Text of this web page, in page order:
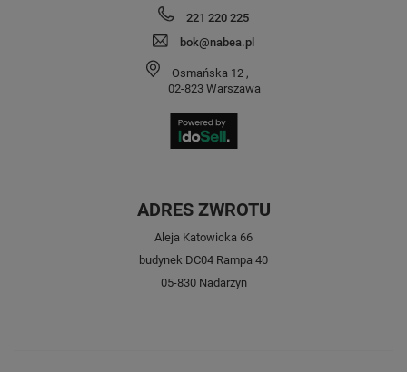
221 220 225
bok@nabea.pl
Osmańska 12 ,
02-823 Warszawa
ADRES ZWROTU
Aleja Katowicka 66
budynek DC04 Rampa 40
05-830 Nadarzyn